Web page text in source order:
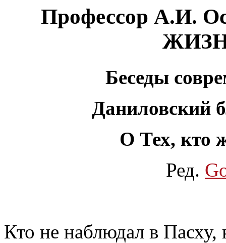
Профессор А.И.
Беседы
Даниловский
О Тех, кто
Ред.
Кто не наблюдал в Пасху,